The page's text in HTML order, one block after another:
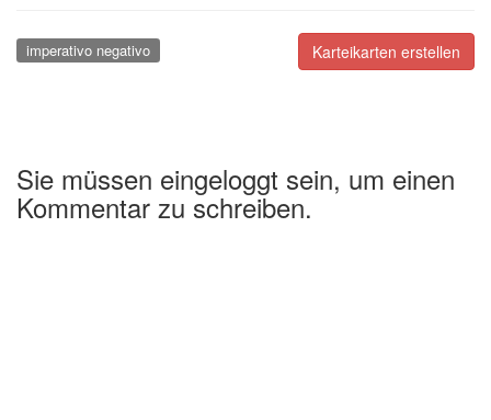
Karteikarten erstellen
imperativo negativo
Sie müssen eingeloggt sein, um einen
Kommentar zu schreiben.